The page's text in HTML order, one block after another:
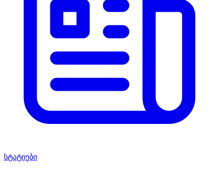
სტატიები